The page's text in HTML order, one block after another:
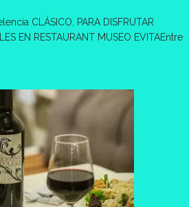
CLÁSICO, PARA DISFRUTAR
EN RESTAURANT MUSEO EVITAEntre